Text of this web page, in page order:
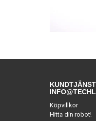
Köpvillkor
Hitta din robot!